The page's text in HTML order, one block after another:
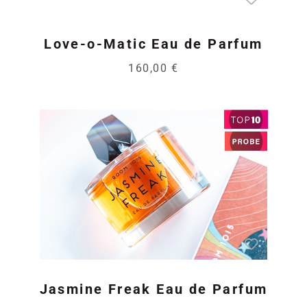
Love-o-Matic Eau de Parfum
160,00 €
Jasmine Freak Eau de Parfum